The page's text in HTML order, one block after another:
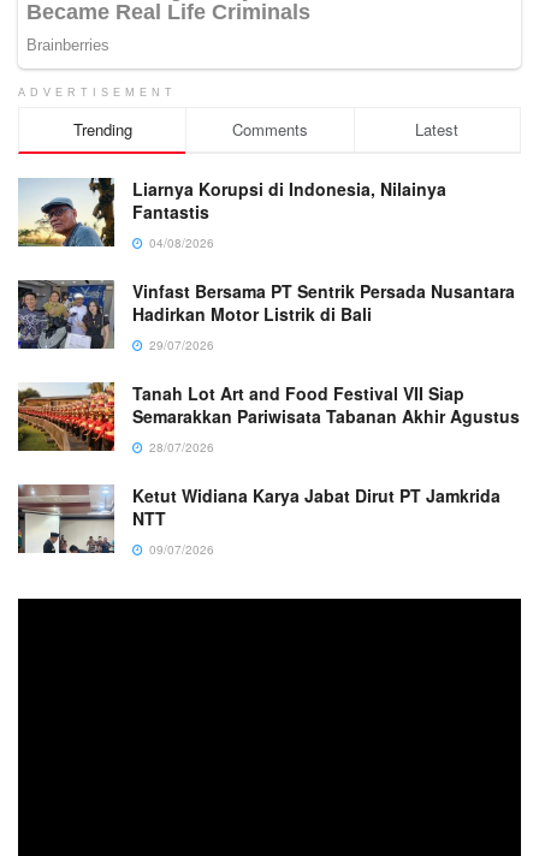
ADVERTISEMENT
Trending Comments Latest
Liarnya Korupsi di Indonesia, Nilainya
Fantastis
04/08/2026
Vinfast Bersama PT Sentrik Persada Nusantara
Hadirkan Motor Listrik di Bali
29/07/2026
Tanah Lot Art and Food Festival VII Siap
Semarakkan Pariwisata Tabanan Akhir Agustus
28/07/2026
Ketut Widiana Karya Jabat Dirut PT Jamkrida
NTT
09/07/2026